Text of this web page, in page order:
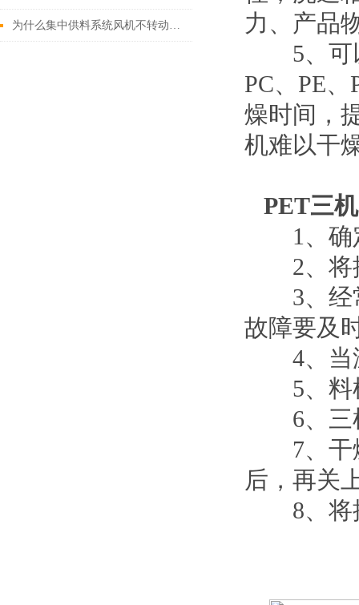
为什么集中供料系统风机不转动及振动过大？
力、产品
5、可以
PC、PE
燥时间，
机难以干
PET三
1、确定
2、将控
3、经常
故障要及
4、当温
5、料桶
6、三机
7、干燥
后，再关
8、将操